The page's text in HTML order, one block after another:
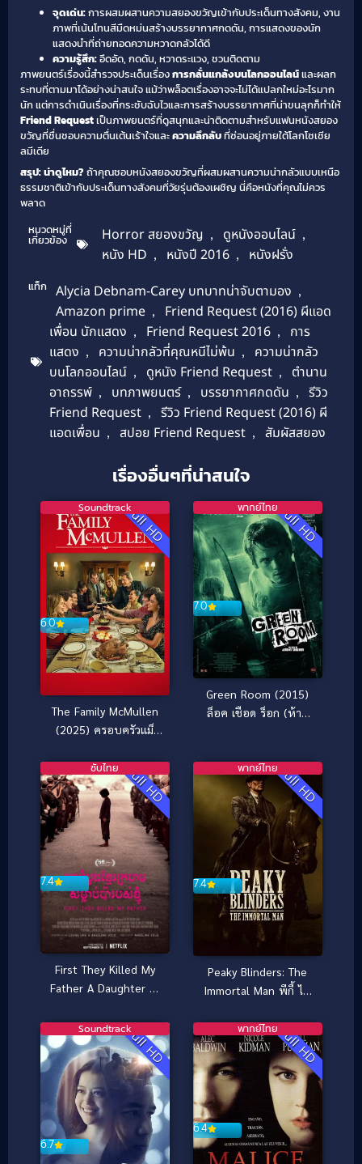
จุดเด่น:การผสมผสานความสยองขวัญเข้ากับประเด็นทางสังคม, งาน
ภาพที่เน้นโทนสีมืดหม่นสร้างบรรยากาศกดดัน, การแสดงของนัก
แสดงนำที่ถ่ายทอดความหวาดกลัวได้ดี
ความรู้สึก:อึดอัด, กดดัน, หวาดระแวง, ชวนติดตาม
ภาพยนตร์เรื่องนี้สำรวจประเด็นเรื่องการกลั่นแกล้งบนโลกออนไลน์และผลก
ระทบที่ตามมาได้อย่างน่าสนใจ แม้ว่าพล็อตเรื่องอาจจะไม่ได้แปลกใหม่อะไรมาก
นัก แต่การดำเนินเรื่องที่กระชับฉับไวและการสร้างบรรยากาศที่น่าขนลุกก็ทำให้
Friend Requestเป็นภาพยนตร์ที่ดูสนุกและน่าติดตามสำหรับแฟนหนังสยอง
ขวัญที่ชื่นชอบความตื่นเต้นเร้าใจและความลึกลับที่ซ่อนอยู่ภายใต้โลกโซเชีย
ลมีเดีย
สรุป: น่าดูไหม?ถ้าคุณชอบหนังสยองขวัญที่ผสมผสานความน่ากลัวแบบเหนือ
ธรรมชาติเข้ากับประเด็นทางสังคมที่วัยรุ่นต้องเผชิญ นี่คือหนังที่คุณไม่ควร
พลาด
หมวดหมู่ที่
เกี่ยวข้อง Horror สยองขวัญ , ดูหนังออนไลน์ ,
หนัง HD , หนังปี 2016 , หนังฝรั่ง
แท็ก Alycia Debnam-Carey บทบาทน่าจับตามอง ,
Amazon prime ,
Friend Request (2016) ผีแอด
เพื่อน นักแสดง , Friend Request 2016 ,
การ
แสดง , ความน่ากลัวที่คุณหนีไม่พ้น ,
ความน่ากลัว
บนโลกออนไลน์ , ดูหนัง Friend Request ,
ตำนาน
อาถรรพ์ , บทภาพยนตร์ , บรรยากาศกดดัน ,
รีวิว
Friend Request ,
รีวิว Friend Request (2016) ผี
แอดเพื่อน , สปอย Friend Request , สัมผัสสยอง
เรื่องอื่นๆที่น่าสนใจ
Full HD
6.0
Soundtrack
The Family McMullen
(2025) ครอบครัวแม็
ใจ
Full HD
7.0
พากย์ไทย
Green Room (2015)
ล็อค เชือด ร็อก (ห้าม
Full HD
7.4
ซับไทย
First They Killed My
Father A Daughter of
เมื่อพ่อของฉันถูกฆ่า [ซับ
ไทย] (2017)
Full HD
7.4
พากย์ไทย
Peaky Blinders: The
Immortal Man พีกี้ ไบ
อมตะ (2026)
Full HD
6.7
Soundtrack Full HD
6.4
พากย์ไทย